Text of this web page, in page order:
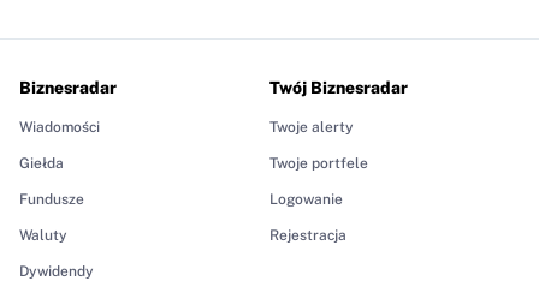
Biznesradar
Wiadomości
Giełda
Fundusze
Waluty
Dywidendy
Twój Biznesradar
Twoje alerty
Twoje portfele
Logowanie
Rejestracja